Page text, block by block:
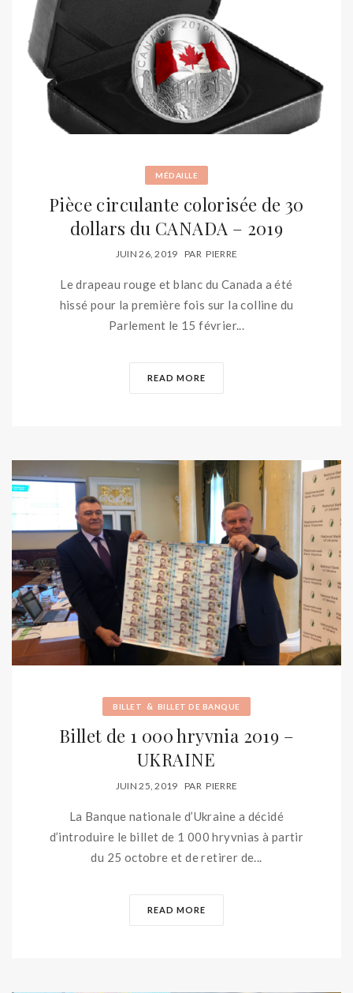
MÉDAILLE
Pièce circulante colorisée de 30
dollars du CANADA – 2019
JUIN 26, 2019 PAR PIERRE
Le drapeau rouge et blanc du Canada a été
hissé pour la première fois sur la colline du
Parlement le 15 février...
READ MORE
BILLET & BILLET DE BANQUE
Billet de 1 000 hryvnia 2019 –
UKRAINE
JUIN 25, 2019 PAR PIERRE
La Banque nationale d’Ukraine a décidé
d’introduire le billet de 1 000 hryvnias à partir
du 25 octobre et de retirer de...
READ MORE